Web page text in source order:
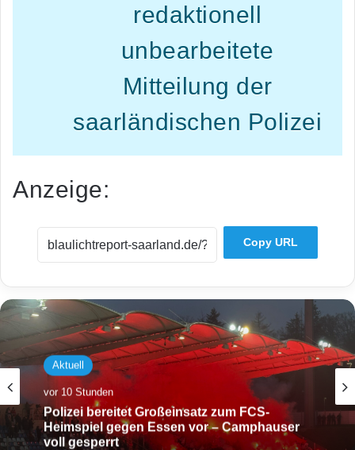
redaktionell
unbearbeitete
Mitteilung der
saarländischen Polizei
Anzeige:
Copy URL
Aktuell
vor 10 Stunden
Polizei bereitet Großeinsatz zum FCS-
Heimspiel gegen Essen vor – Camphauser
voll gesperrt